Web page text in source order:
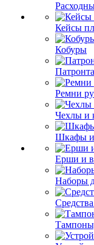
Кейсы
Кобуры
Ремни
Чехлы и
Шкафы и
Ерши и
Наборы